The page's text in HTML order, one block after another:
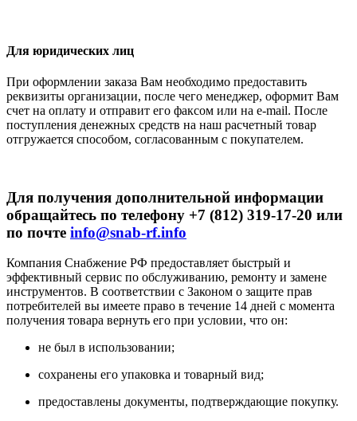
Для юридических лиц
При оформлении заказа Вам необходимо предоставить
реквизиты организации, после чего менеджер, оформит Вам
счет на оплату и отправит его факсом или на e-mail. После
поступления денежных средств на наш расчетный товар
отгружается способом, согласованным с покупателем.
Для получения дополнительной информации
обращайтесь по телефону +7 (812) 319-17-20 или
по почте info@snab-rf.info
Компания Снабжение РФ предоставляет быстрый и
эффективный сервис по обслуживанию, ремонту и замене
инструментов. В соответствии с Законом о защите прав
потребителей вы имеете право в течение 14 дней с момента
получения товара вернуть его при условии, что он:
не был в использовании;
сохранены его упаковка и товарный вид;
предоставлены документы, подтверждающие покупку.